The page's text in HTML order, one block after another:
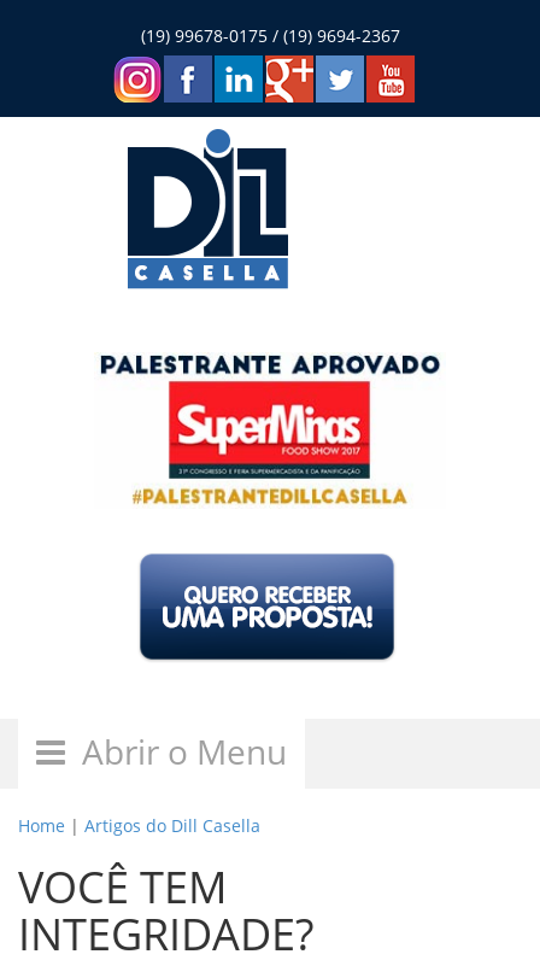
(19) 99678-0175 / (19) 9694-2367
Abrir o Menu
Home | Artigos do Dill Casella
VOCÊ TEM
INTEGRIDADE?